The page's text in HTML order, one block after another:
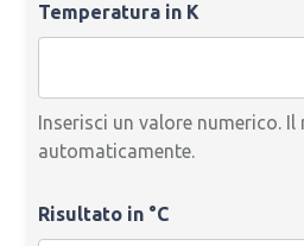
Temperatura in K
Inserisci un valore numerico.
automaticamente.
Risultato in °C